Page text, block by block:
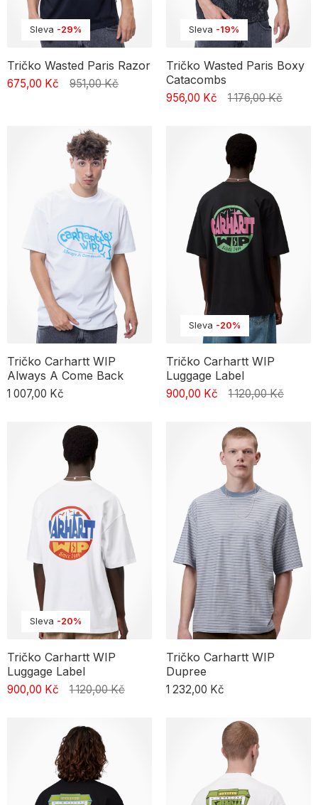
Sleva -29%
Tričko Wasted Paris Razor
675,00 Kč 951,00 Kč
Sleva -19%
Tričko Wasted Paris Boxy
Catacombs
956,00 Kč 1 176,00 Kč
Tričko Carhartt WIP
Always A Come Back
1 007,00 Kč
Sleva -20%
Tričko Carhartt WIP
Luggage Label
900,00 Kč 1 120,00 Kč
Sleva -20%
Tričko Carhartt WIP
Luggage Label
900,00 Kč 1 120,00 Kč
Tričko Carhartt WIP
Dupree
1 232,00 Kč